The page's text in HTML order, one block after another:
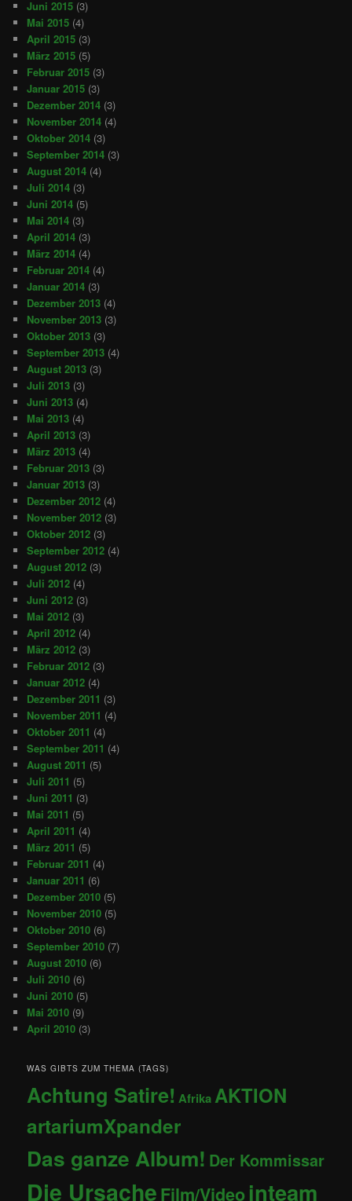
Juni 2015 (3)
Mai 2015 (4)
April 2015 (3)
März 2015 (5)
Februar 2015 (3)
Januar 2015 (3)
Dezember 2014 (3)
November 2014 (4)
Oktober 2014 (3)
September 2014 (3)
August 2014 (4)
Juli 2014 (3)
Juni 2014 (5)
Mai 2014 (3)
April 2014 (3)
März 2014 (4)
Februar 2014 (4)
Januar 2014 (3)
Dezember 2013 (4)
November 2013 (3)
Oktober 2013 (3)
September 2013 (4)
August 2013 (3)
Juli 2013 (3)
Juni 2013 (4)
Mai 2013 (4)
April 2013 (3)
März 2013 (4)
Februar 2013 (3)
Januar 2013 (3)
Dezember 2012 (4)
November 2012 (3)
Oktober 2012 (3)
September 2012 (4)
August 2012 (3)
Juli 2012 (4)
Juni 2012 (3)
Mai 2012 (3)
April 2012 (4)
März 2012 (3)
Februar 2012 (3)
Januar 2012 (4)
Dezember 2011 (3)
November 2011 (4)
Oktober 2011 (4)
September 2011 (4)
August 2011 (5)
Juli 2011 (5)
Juni 2011 (3)
Mai 2011 (5)
April 2011 (4)
März 2011 (5)
Februar 2011 (4)
Januar 2011 (6)
Dezember 2010 (5)
November 2010 (5)
Oktober 2010 (6)
September 2010 (7)
August 2010 (6)
Juli 2010 (6)
Juni 2010 (5)
Mai 2010 (9)
April 2010 (3)
WAS GIBTS ZUM THEMA (TAGS)
Achtung Satire! Afrika AKTION
artariumXpander
Das ganze Album! Der Kommissar
Die UrsacheFilm/Videointeam